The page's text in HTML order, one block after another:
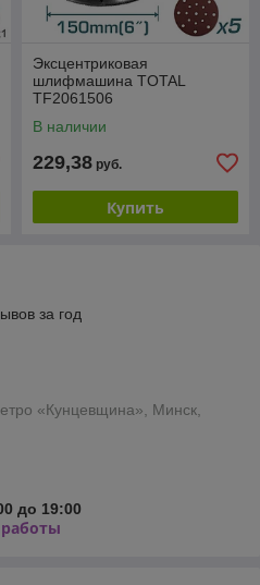
Эксцентриковая
шлифмашина TOTAL
TF2061506
В наличии
229,38 руб.
Купить
за год
«Кунцевщина», Минск,
до 19:00